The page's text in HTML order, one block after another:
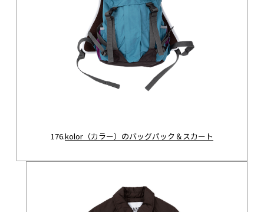
176.kolor（カラー）のバッグパック＆スカート